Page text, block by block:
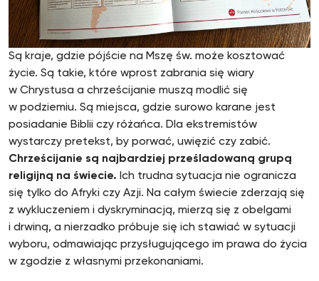
Są kraje, gdzie pójście na Mszę św. może kosztować
życie. Są takie, które wprost zabrania się wiary
w Chrystusa a chrześcijanie muszą modlić się
w podziemiu. Są miejsca, gdzie surowo karane jest
posiadanie Biblii czy różańca. Dla ekstremistów
wystarczy pretekst, by porwać, uwięzić czy zabić.
Chrześcijanie są najbardziej prześladowaną grupą
religijną na świecie. Ich trudna sytuacja nie ogranicza
się tylko do Afryki czy Azji. Na całym świecie zderzają się
z wykluczeniem i dyskryminacją, mierzą się z obelgami
i drwiną, a nierzadko próbuje się ich stawiać w sytuacji
wyboru, odmawiając przysługującego im prawa do życia
w zgodzie z własnymi przekonaniami.